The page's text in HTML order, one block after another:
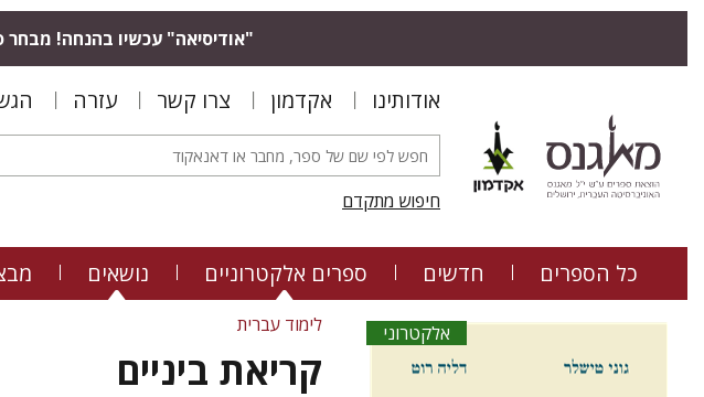
"אודיסיאה" עכשיו בהנחה!
אודותינו אקדמון צרו קשר עזרה
חיפוש מתקדם
כל הספרים חדשים ספרים אלקטרוניים נושאים
אלקטרוני לימוד עברית
קריאת ביניים